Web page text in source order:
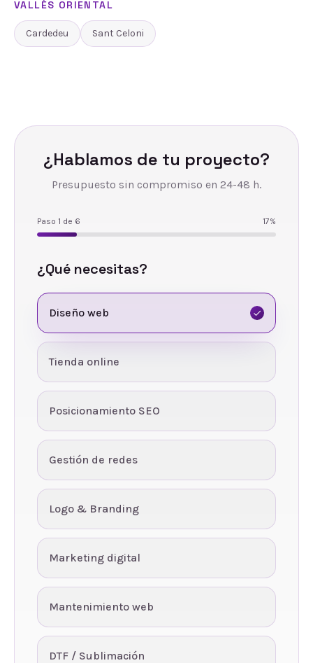
VALLÈS ORIENTAL
Cardedeu Sant Celoni
¿Hablamos de tu proyecto?
Presupuesto sin compromiso en 24-48 h.
Paso 1 de 6 17%
¿Qué necesitas?
Diseño web
Tienda online
Posicionamiento SEO
Gestión de redes
Logo & Branding
Marketing digital
Mantenimiento web
DTF / Sublimación